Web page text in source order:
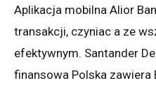
Aplikacja mobilna Alior
transakcji, czyniac a ze
efektywnym. Santander
finansowa Polska zawiera